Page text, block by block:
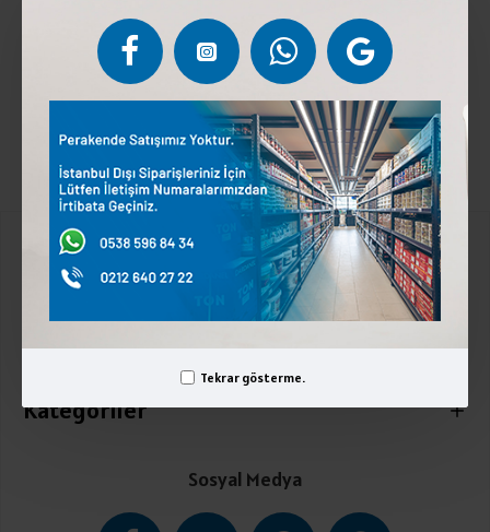
Tekrar gösterme.
Tozu,Vanilya.Serin Ve Kuru Yerde Muhafaza
Ediniz.Laktoz içerir.
Kurumsal
Kategoriler
Sosyal Medya